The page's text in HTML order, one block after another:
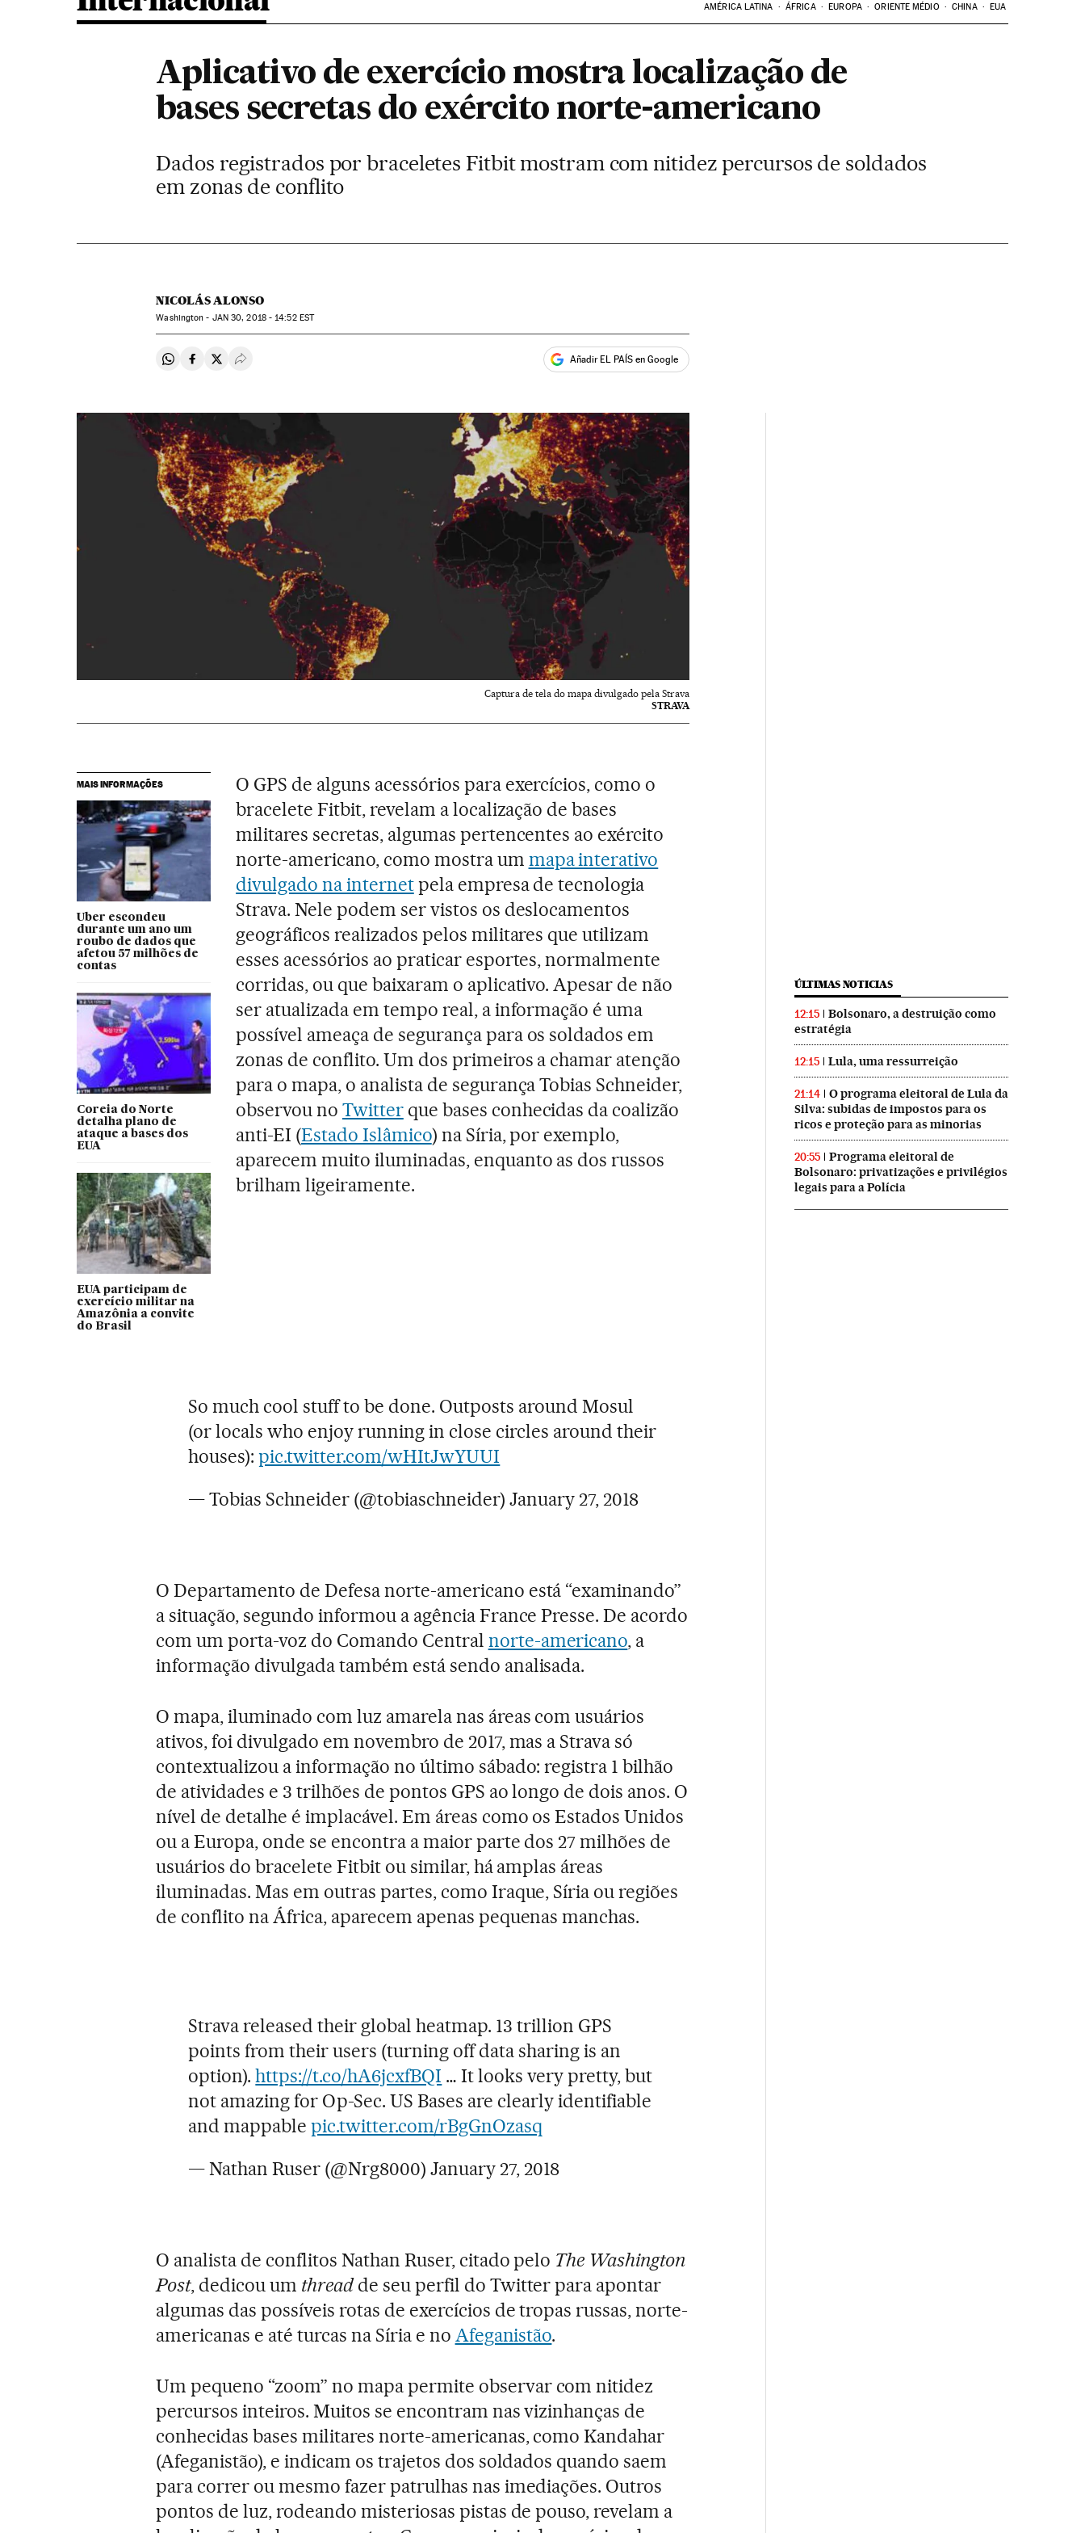
AMÉRICA LATINA ÁFRICA EUROPA ORIENTE MÉDIO CHINA EUA
Aplicativo de exercício mostra localização de
bases secretas do exército norte-americano
Dados registrados por braceletes Fitbit mostram com nitidez percursos de soldados
em zonas de conflito
NICOLÁS ALONSO
Washington - JAN30, 2018 - 14:52EST
Compartir en Whatsapp
Compartir en Facebook
Compartir en Twitter
Desplegar Redes Sociales Añadir EL PAÍS en Google
Captura de tela do mapa divulgado pela Strava
STRAVA
MAIS INFORMAÇÕES
Uber escondeu
durante um ano um
roubo de dados que
afetou 57 milhões de
contas
Coreia do Norte
detalha plano de
ataque a bases dos
EUA
EUA participam de
exercício militar na
Amazônia a convite
do Brasil
O GPS de alguns acessórios para exercícios, como o
bracelete Fitbit, revelam a localização de bases
militares secretas, algumas pertencentes ao exército
norte-americano, como mostra um mapa interativo
divulgado na internetpela empresa de tecnologia
Strava. Nele podem ser vistos os deslocamentos
geográficos realizados pelos militares que utilizam
esses acessórios ao praticar esportes, normalmente
corridas, ou que baixaram o aplicativo. Apesar de não
ser atualizada em tempo real, a informação é uma
possível ameaça de segurança para os soldados em
zonas de conflito. Um dos primeiros a chamar atenção
para o mapa, o analista de segurança Tobias Schneider,
observou no Twitterque bases conhecidas da coalizão
anti-EI (Estado Islâmico) na Síria, por exemplo,
aparecem muito iluminadas, enquanto as dos russos
brilham ligeiramente.
So much cool stuff to be done. Outposts around Mosul
(or locals who enjoy running in close circles around their
houses):pic.twitter.com/wHItJwYUUI
— Tobias Schneider (@tobiaschneider)January 27, 2018
O Departamento de Defesa norte-americano está “examinando”
a situação, segundo informou a agência France Presse. De acordo
com um porta-voz do Comando Central norte-americano, a
informação divulgada também está sendo analisada.
O mapa, iluminado com luz amarela nas áreas com usuários
ativos, foi divulgado em novembro de 2017, mas a Strava só
contextualizou a informação no último sábado: registra 1 bilhão
de atividades e 3 trilhões de pontos GPS ao longo de dois anos. O
nível de detalhe é implacável. Em áreas como os Estados Unidos
ou a Europa, onde se encontra a maior parte dos 27 milhões de
usuários do bracelete Fitbit ou similar, há amplas áreas
iluminadas. Mas em outras partes, como Iraque, Síria ou regiões
de conflito na África, aparecem apenas pequenas manchas.
Strava released their global heatmap. 13 trillion GPS
points from their users (turning off data sharing is an
option).https://t.co/hA6jcxfBQI … It looks very pretty, but
not amazing for Op-Sec. US Bases are clearly identifiable
and mappablepic.twitter.com/rBgGnOzasq
— Nathan Ruser (@Nrg8000)January 27, 2018
O analista de conflitos Nathan Ruser, citado pelo The Washington
Post, dedicou um threadde seu perfil do Twitter para apontar
algumas das possíveis rotas de exercícios de tropas russas, norte-
americanas e até turcas na Síria e no Afeganistão.
Um pequeno “zoom” no mapa permite observar com nitidez
percursos inteiros. Muitos se encontram nas vizinhanças de
conhecidas bases militares norte-americanas, como Kandahar
(Afeganistão), e indicam os trajetos dos soldados quando saem
para correr ou mesmo fazer patrulhas nas imediações. Outros
pontos de luz, rodeando misteriosas pistas de pouso, revelam a
ÚLTIMAS NOTICIAS
12:15
Bolsonaro, a destruição como
estratégia
12:15 Lula, uma ressurreição
21:14
O programa eleitoral de Lula da
Silva: subidas de impostos para os
ricos e proteção para as minorias
20:55
Programa eleitoral de
Bolsonaro: privatizações e privilégios
legais para a Polícia